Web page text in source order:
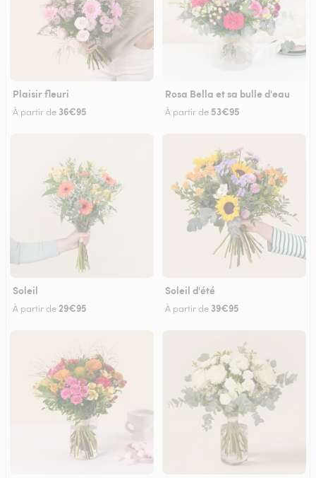
Plaisir fleuri
À partir de 36€95
Rosa Bella et sa bulle d'eau
À partir de 53€95
Soleil
À partir de29€95
Soleil d'été
À partir de 39€95